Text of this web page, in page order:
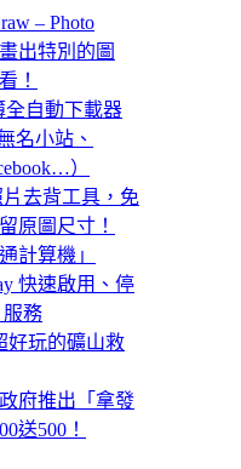
– Photo
出特別的圖
！
全自動下載器
名小站、
）
片去背工具，免
原圖尺寸！
計算機」
快速啟用、停
服務
好玩的礦山救
府推出「拿發
送500！